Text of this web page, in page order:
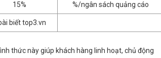
15% %/ngân sách quảng cáo
biết top3.vn
thức này giúp khách hàng linh hoạt, chủ động